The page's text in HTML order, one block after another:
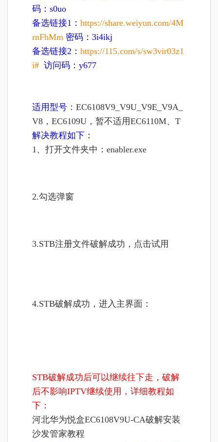
码：s0uo
备选链接1： https://share.weiyun.com/4M
rnFhMm 密码：3i4ikj
备选链接2： https://115.com/s/sw3vir03z1
i# 访问码：y677
适用型号 ：EC6108V9_V9U_V9E_V9A_
V8，EC6109U，暂不适用EC6110M、T
解决教程如下：
1、打开文件夹中：enabler.exe
2.勾选弹窗
3.STB注册文件破解成功，点击试用
4.STB破解成功，进入主界面：
STB破解成功后可以继续往下走，破解
后不影响IPTV继续使用，详细教程如
下：
河北华为悦盒EC6108V9U-CA破解安装
沙发管家教程